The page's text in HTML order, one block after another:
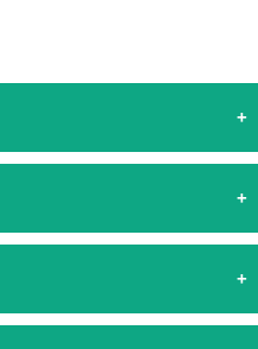
ile yapabilirsiniz. Kapıda